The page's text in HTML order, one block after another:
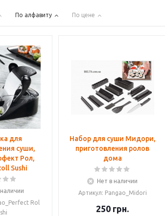
По алфавиту По цене
для
суши,
Рол,
Sushi
Rol
Набор для суши Мидори,
приготовления ролов
дома
Нет в наличии
Артикул: Pangao_Midori
250 грн.